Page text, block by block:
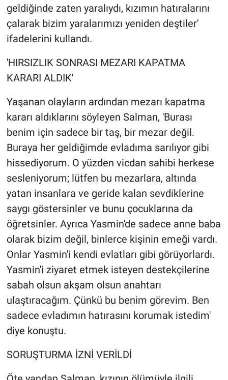
geldiğinde zaten yaralıydı, kızımın hatıralarını
çalarak bizim yaralarımızı yeniden deştiler'
ifadelerini kullandı.
'HIRSIZLIK SONRASI MEZARI KAPATMA
KARARI ALDIK'
Yaşanan olayların ardından mezarı kapatma
kararı aldıklarını söyleyen Salman, 'Burası
benim için sadece bir taş, bir mezar değil.
Buraya her geldiğimde evladıma sarılıyor gibi
hissediyorum. O yüzden vicdan sahibi herkese
sesleniyorum; lütfen bu mezarlara, altında
yatan insanlara ve geride kalan sevdiklerine
saygı göstersinler ve bunu çocuklarına da
öğretsinler. Ayrıca Yasmin'de sadece anne baba
olarak bizim değil, binlerce kişinin emeği vardı.
Onlar Yasmin'i kendi evlatları gibi görüyorlardı.
Yasmin'i ziyaret etmek isteyen destekçilerine
sabah olsun akşam olsun anahtarı
ulaştıracağım. Çünkü bu benim görevim. Ben
sadece evladımın hatırasını korumak istedim'
diye konuştu.
SORUŞTURMA İZNİ VERİLDİ